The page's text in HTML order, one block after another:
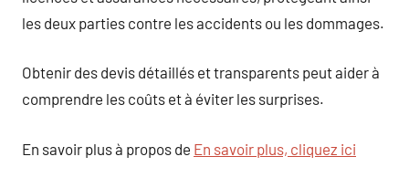
les deux parties contre les accidents ou les dommages.
Obtenir des devis détaillés et transparents peut aider à
comprendre les coûts et à éviter les surprises.
En savoir plus à propos de En savoir plus, cliquez ici